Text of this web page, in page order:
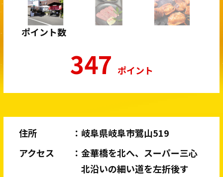
ポイント数
347 ポイント
住所
岐阜県岐阜市鷺山519
アクセス
金華橋を北へ、スーパー三心
北沿いの細い道を左折後す